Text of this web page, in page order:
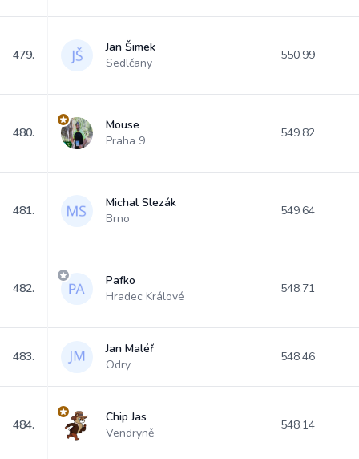
479.
Jan Šimek
Sedlčany
550.99
480.
Mouse
Praha 9
549.82
481.
Michal Slezák
Brno
549.64
482.
Pafko
Hradec Králové
548.71
483.
Jan Maléř
Odry
548.46
484.
Chip Jas
Vendryně
548.14